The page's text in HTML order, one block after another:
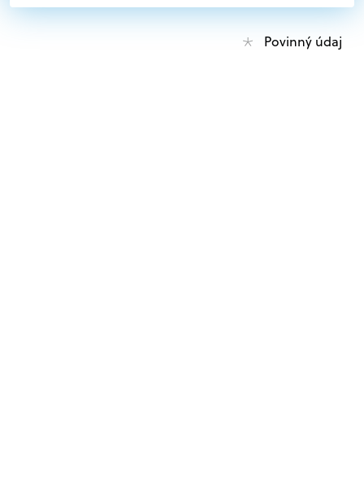
Povinný údaj